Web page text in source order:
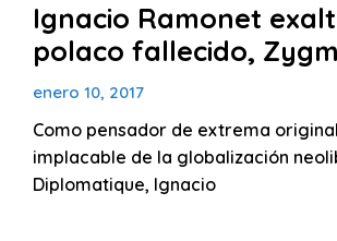
Ignacio Ramonet
polaco fallecido,
enero 10, 2017
Como pensador de extrema
implacable de la globalización
Diplomatique, Ignacio